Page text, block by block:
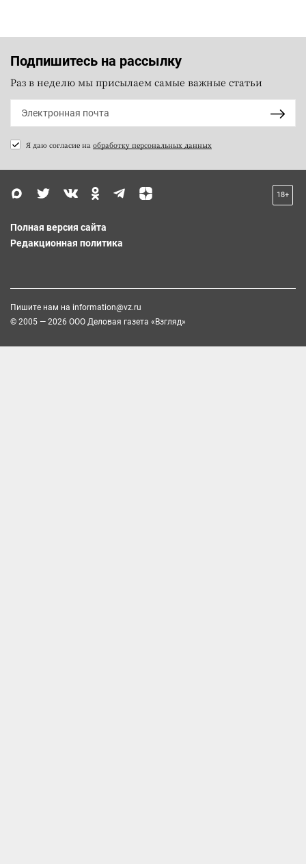
Подпишитесь на рассылку
Раз в неделю мы присылаем самые важные статьи
Я даю согласие на обработку персональных данных
18+
Полная версия сайта
Редакционная политика
Пишите нам на information@vz.ru
© 2005 — 2026 ООО Деловая газета «Взгляд»